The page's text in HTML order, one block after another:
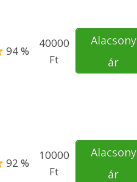
94 %
40000
Ft
Alacsony
ár
92 %
10000
Ft
Alacsony
ár